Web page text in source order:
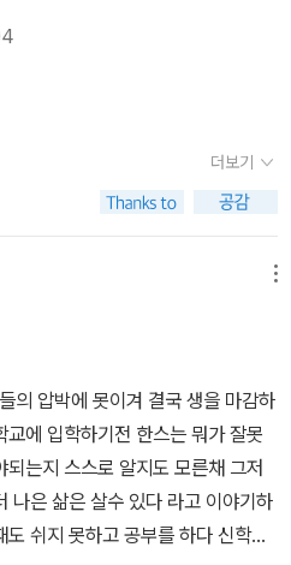
좁을 길'(10쪽)밖에 없었습니다.
교에 입학하고, 그후 튀빙겐 대학
는 것'(10쪽)이었습니다. 한스는 경
교에 입학하기 위해 남들보다 더
학교에서는 친하게 지내는 친구
다. 그럼에도 그는 슬퍼하거나 아
잃어버린 소년 시절의 모든 즐거움
했다. 자부심과 도취감, 승리감이
럴 때면 그는 학교와 시험과 모든
영역을 꿈꾸고 그리워했다. 20쪽
로 붙어 원하던 신학교에 들어갈 수
음과 불안함 때문에 신학교 입학
습을 합니다. 덕분에 한스는 신학
않았고, 노력형 모범생이라는 좋은
동급생 9명이 같은 방을 사용하
더보기
의 압박에 못이겨 결국 생을 마감하
에 입학하기전 한스는 뭐가 잘못
는지 스스로 알지도 모른채 그저
나은 삶은 살수 있다 라고 이야기하
쉬지 못하고 공부를 하다 신학교